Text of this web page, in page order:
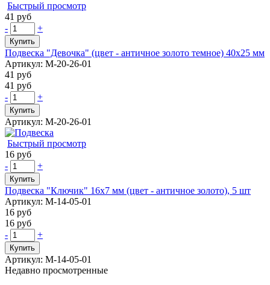
Быстрый просмотр
41 руб
-
+
Купить
Подвеска "Девочка" (цвет - античное золото темное) 40х25 мм
Артикул: М-20-26-01
41 руб
41 руб
-
+
Купить
Артикул: М-20-26-01
Быстрый просмотр
16 руб
-
+
Купить
Подвеска "Ключик" 16х7 мм (цвет - античное золото), 5 шт
Артикул: М-14-05-01
16 руб
16 руб
-
+
Купить
Артикул: М-14-05-01
Недавно просмотренные